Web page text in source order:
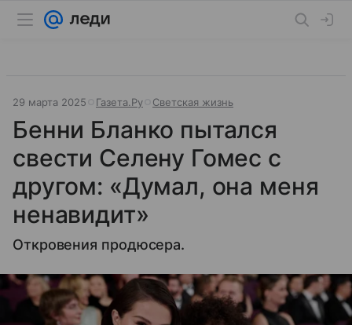
29 марта 2025 Газета.Ру Светская жизнь
Бенни Бланко пытался
свести Селену Гомес с
другом: «Думал, она меня
ненавидит»
Откровения продюсера.